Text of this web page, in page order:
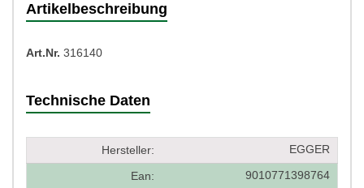
Artikelbeschreibung
Art.Nr. 316140
Technische Daten
Hersteller: EGGER
Ean: 9010771398764